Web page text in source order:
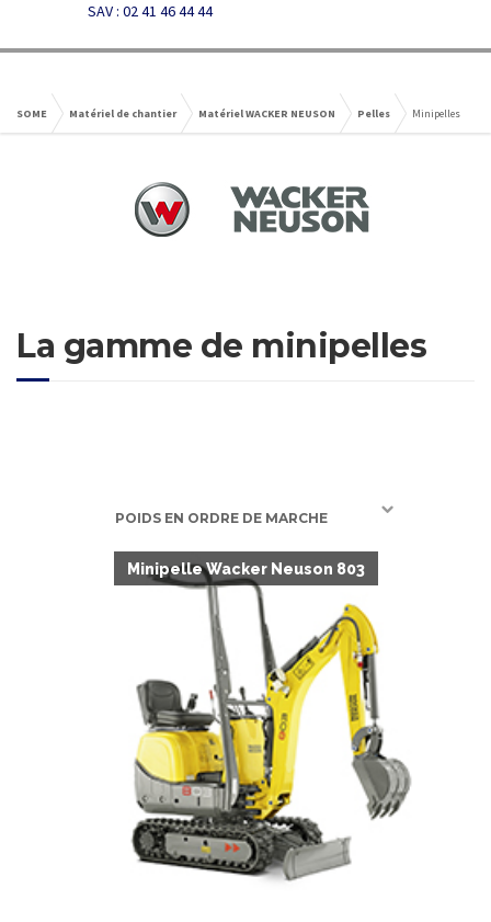
SAV : 02 41 46 44 44
SOME Matériel de chantier Matériel WACKER NEUSON Pelles Minipelles
La gamme de minipelles
POIDS EN ORDRE DE MARCHE
Minipelle Wacker Neuson 803